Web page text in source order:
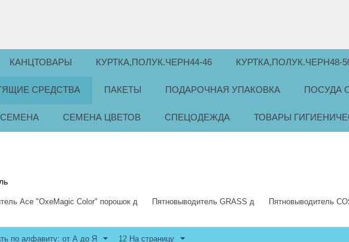
КАНЦТОВАРЫ КУРТКА,ПОЛУК.ЧЕРН44-46 КУРТКА,ПОЛУК.ЧЕРН48-
СРЕДСТВА ПАКЕТЫ ПОДАРОЧНАЯ УПАКОВКА ПОСУДА
СЕМЕНА СЕМЕНА ЦВЕТОВ СПЕЦОДЕЖДА ТОВАРЫ
Ace "OxeMagic Color" порошок д Пятновыводитель GRASS д Пятновыводитель
по алфавиту: от А до Я 12 На страницу